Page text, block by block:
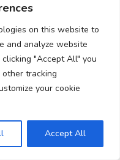
on this website to
and analyze website
"Accept All" you
tracking
your cookie
Accept All